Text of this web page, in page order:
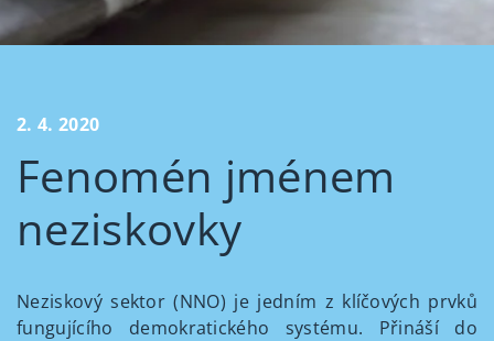
2. 4. 2020
Fenomén jménem
neziskovky
Neziskový sektor (NNO) je jedním z klíčových prvků
fungujícího demokratického systému. Přináší do